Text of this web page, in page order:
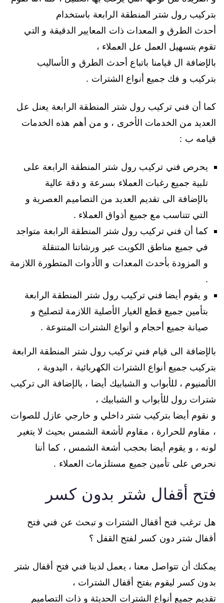
بتركيب رول شتر المنطقة الرابعة باستخدام
أحدث الطرق و المعدات ذات المعايير الدقيقة و التي
تقوم بتسهيل العمل عل العملاء ،
بالإضافة ال قيامنا باتباع أحدث الطرق و الأساليب
بتركيب و فك جميع أنواع الشترات .
كما أن فني تركيب رول شتر المنطقة الرابعة يعنل عل
العديد من الخدمات الأخرى ، و من أهم هذه الخدمات
قيامه ب :
يحرص فني تركيب رول شتر المنطقة الرابعة على
تلبية جميع رغبات العملاء بسرعة و دقة عالية
بالإضافة الى تقديم العديد من التصاميم العصرية و
التي تتناسب مع جميع أذواق العملاء .
كما أن فني تركيب رول شتر المنطقة الرابعة متواجد
في جميع مناطق الكويت عبر ورشاتنا المتنقلة
و المزودة بأحدث المعدات و الأدوات المتطورة اللازمة
.
و يقوم أيضا فني تركيب رول شتر المنطقة الرابعة
بتأمين جميع قطع الغيار الأصلية اللازمة لتصليخ و
صيانة جميع أحجام و أنواع الشترات المتنوعة .
بالإضافة الى قيام فني تركيب رول شتر المنطقة الرابعة
بتركيب جميع أنواع الشترات الكهربائية ، اليدوية ،
الألمنيوم ، للأبواب و الشبابيك أيضا ، بالإضافة الى تركيب
شترات رول للأبواب و الشبابيك ،
و نقوم أيضا بتركيب شتر داخلي و خارجي عازل للصوات
، مقاوم للحرارة ، مقاوم لأشعة الشمس بحيث لا يتغير
لونه ، و يقوم أيضا بحجب أشعة الشمس ، كما أننا
نحرص على تأمين جميع مستلزمات العملاء .
فتح أقفال شتر بدون كسر
هل ترغب فتح أقفال الشترات و تبحث عن فني فتح
أقفال شتر دون كسر لفتح القفل ؟
يمكنك أن تتواصل معنا ، يعمل لدينا فني فتح أقفال شتر
بدون كسر ليقوم بفتح أقفال الشترات ،
تقديم جميع أنواع الشترات الحديثة و ذات التصاميم